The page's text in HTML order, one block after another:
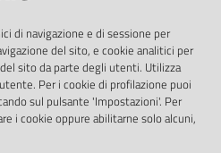
Instagram
di navigazione e di sessione per
del sito, e cookie analitici per
sito da parte degli utenti. Utilizza
Per i cookie di profilazione puoi
sul pulsante 'Impostazioni'. Per
i cookie oppure abilitarne solo alcuni,